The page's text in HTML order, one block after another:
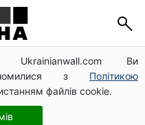
Ukrainianwall.com Ви
з Політикою
файлів cookie.
жовтня: власники
на 39% менше
відновлять
центрів МВС